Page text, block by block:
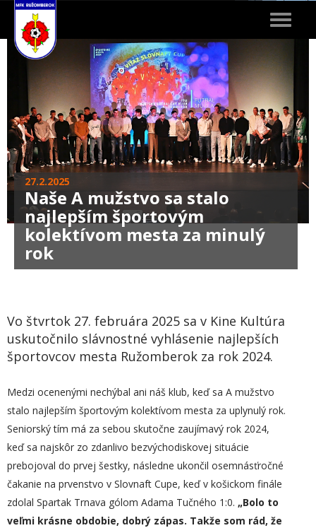
Toggle
27.2.2025
Naše A mužstvo sa stalo
najlepším športovým
kolektívom mesta za minulý
rok
Vo štvrtok 27. februára 2025 sa v Kine Kultúra
uskutočnilo slávnostné vyhlásenie najlepších
športovcov mesta Ružomberok za rok 2024.
Medzi ocenenými nechýbal ani náš klub, keď sa A mužstvo
stalo najlepším športovým kolektívom mesta za uplynulý rok.
Seniorský tím má za sebou skutočne zaujímavý rok 2024,
keď sa najskôr zo zdanlivo bezvýchodiskovej situácie
prebojoval do prvej šestky, následne ukončil osemnásťročné
čakanie na prvenstvo v Slovnaft Cupe, keď v košickom finále
zdolal Spartak Trnava gólom Adama Tučného 1:0. „Bolo to
veľmi krásne obdobie, dobrý zápas. Takže som rád, že